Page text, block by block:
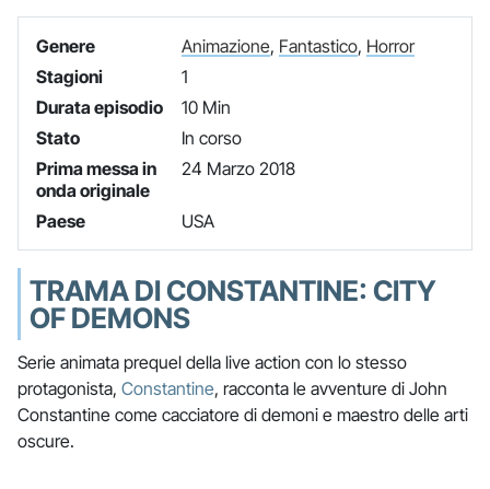
Genere Animazione, Fantastico, Horror
Stagioni
1
Durata episodio
10 Min
Stato
In corso
Prima messa in
onda originale
24 Marzo 2018
Paese USA
TRAMA DI CONSTANTINE: CITY
OF DEMONS
Serie animata prequel della live action con lo stesso
protagonista, Constantine, racconta le avventure di John
Constantine come cacciatore di demoni e maestro delle arti
oscure.